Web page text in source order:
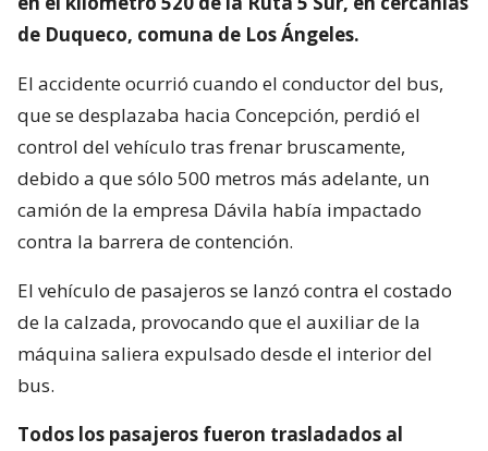
de Duqueco, comuna de Los Ángeles.
El accidente ocurrió cuando el conductor del bus,
que se desplazaba hacia Concepción, perdió el
control del vehículo tras frenar bruscamente,
debido a que sólo 500 metros más adelante, un
camión de la empresa Dávila había impactado
contra la barrera de contención.
El vehículo de pasajeros se lanzó contra el costado
de la calzada, provocando que el auxiliar de la
máquina saliera expulsado desde el interior del
bus.
Todos los pasajeros fueron trasladados al